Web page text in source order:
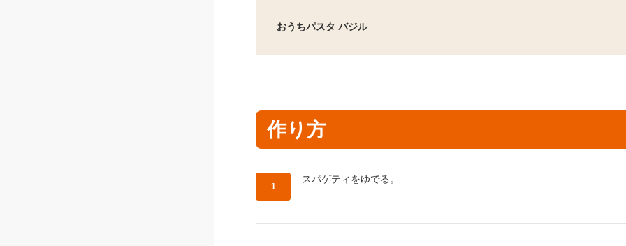
おうちパスタ バジル
作り方
作り方1：
スパゲティをゆでる。